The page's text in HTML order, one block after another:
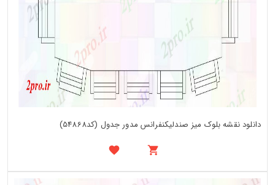
دانلود نقشه بلوک میز صندلیکنفرانس مدور جدول (کد54868)